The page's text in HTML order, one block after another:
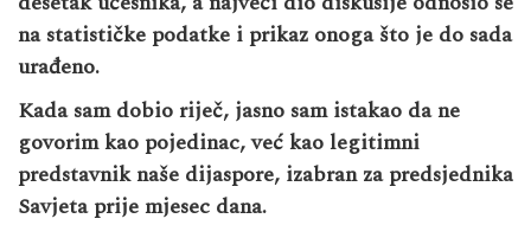
na statističke podatke i prikaz onoga što je do sada
urađeno.
Kada sam dobio riječ, jasno sam istakao da ne
govorim kao pojedinac, već kao legitimni
predstavnik naše dijaspore, izabran za predsjednika
Savjeta prije mjesec dana.